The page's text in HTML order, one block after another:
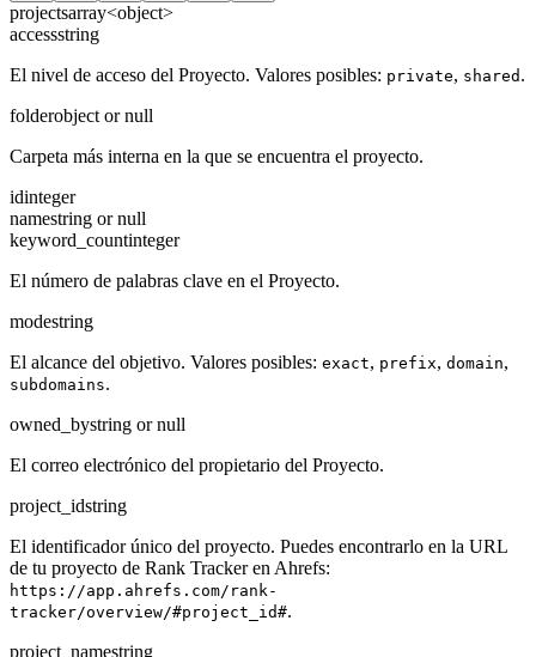
projectsarray<object>
accessstring
El nivel de acceso del Proyecto. Valores posibles: private, shared .
folderobject or null
Carpeta más interna en la que se encuentra el proyecto.
idinteger
namestring or null
keyword_countinteger
El número de palabras clave en el Proyecto.
modestring
El alcance del objetivo. Valores posibles: exact, prefix, domain,
subdomains.
owned_bystring or null
El correo electrónico del propietario del Proyecto.
project_idstring
El identificador único del proyecto. Puedes encontrarlo en la URL
de tu proyecto de Rank Tracker en Ahrefs:
https://app.ahrefs.com/rank-
tracker/overview/#project_id#.
project_namestring